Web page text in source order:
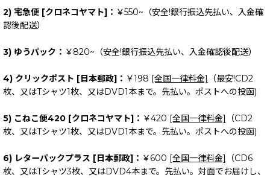
2) 宅急便 [クロネコヤマト]： ￥550~（安全!銀行振込先払い、入金確
認後配送）
3) ゆうパック： ￥820~（安全!銀行振込先払い、入金確認後配送）
4) クリックポスト [日本郵政]： ￥198 [全国一律料金]
（最安!CD2
枚、又はTシャツ1枚、又はDVD1本まで。先払い。ポストへの投函)
5) こねこ便420 [クロネコヤマト]： ￥420 [全国一律料金]
（CD2
枚、又はTシャツ1枚、又はDVD1本まで。先払い。ポストへの投函)
6) レターパックプラス [日本郵政]： ￥600 [全国一律料金]
（CD6
枚、又はTシャツ3枚、又はDVD4本まで。先払い。対面でお届けし、